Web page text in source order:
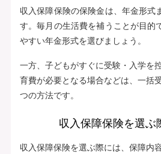
収入保障保険の保険金は、年金形式
す。毎月の生活費を補うことが目的
やすい年金形式を選びましょう。
一方、子どもがすぐに受験・入学を
育費が必要となる場合などは、一括
つの方法です。
収入保障保険を選ぶ
収入保障保険を選ぶ際には、保障内